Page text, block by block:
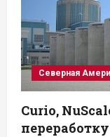
Северная
Curio,